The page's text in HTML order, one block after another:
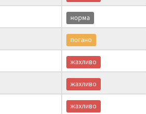
норма
погано
жахливо
жахливо
жахливо